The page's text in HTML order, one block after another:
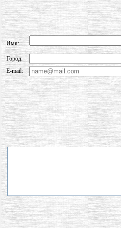
Имя:
Город:
E-mail: